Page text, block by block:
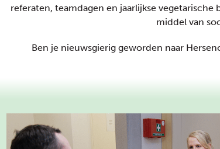
referaten, teamdagen en jaarlijkse
middel van
Ben je nieuwsgierig geworden naar